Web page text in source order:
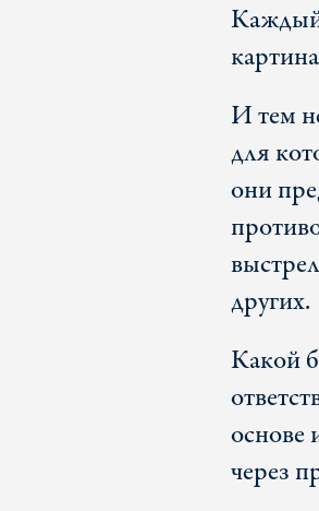
Каждый
И тем
для
они
других.
Какой
основе
через